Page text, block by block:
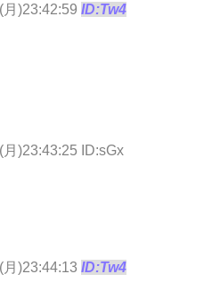
)23:42:59 ID:Tw4
)23:43:25 ID:sGx
)23:44:13 ID:Tw4